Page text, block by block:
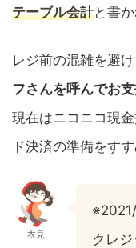
テーブル会計と書か
レジ前の混雑を避け
フさんを呼んでお
現在はニコニコ現
ド決済の準備をす
衣見
クレ